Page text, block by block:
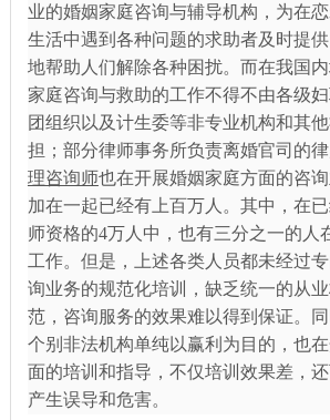
业的婚姻家庭咨询与辅导机构，为在
生活中遇到各种问题的求助者及时提
地帮助人们解除各种困扰。而在我国
家庭咨询与救助的工作不得不由各级
团组织以及计生委等非专业机构和其
担；部分律师事务所负责离婚官司的
理咨询师也在开展婚姻家庭方面的咨
加在一起已经有上百万人。其中，在
师资格的4万人中，也有三分之一的人
工作。但是，上述各类人员都未经过
询业务的规范化培训，缺乏统一的从
范，咨询服务的效果难以得到保证。
个别非法机构单纯以赢利为目的，也
面的培训和指导，不仅培训效果差，
产生误导和危害。